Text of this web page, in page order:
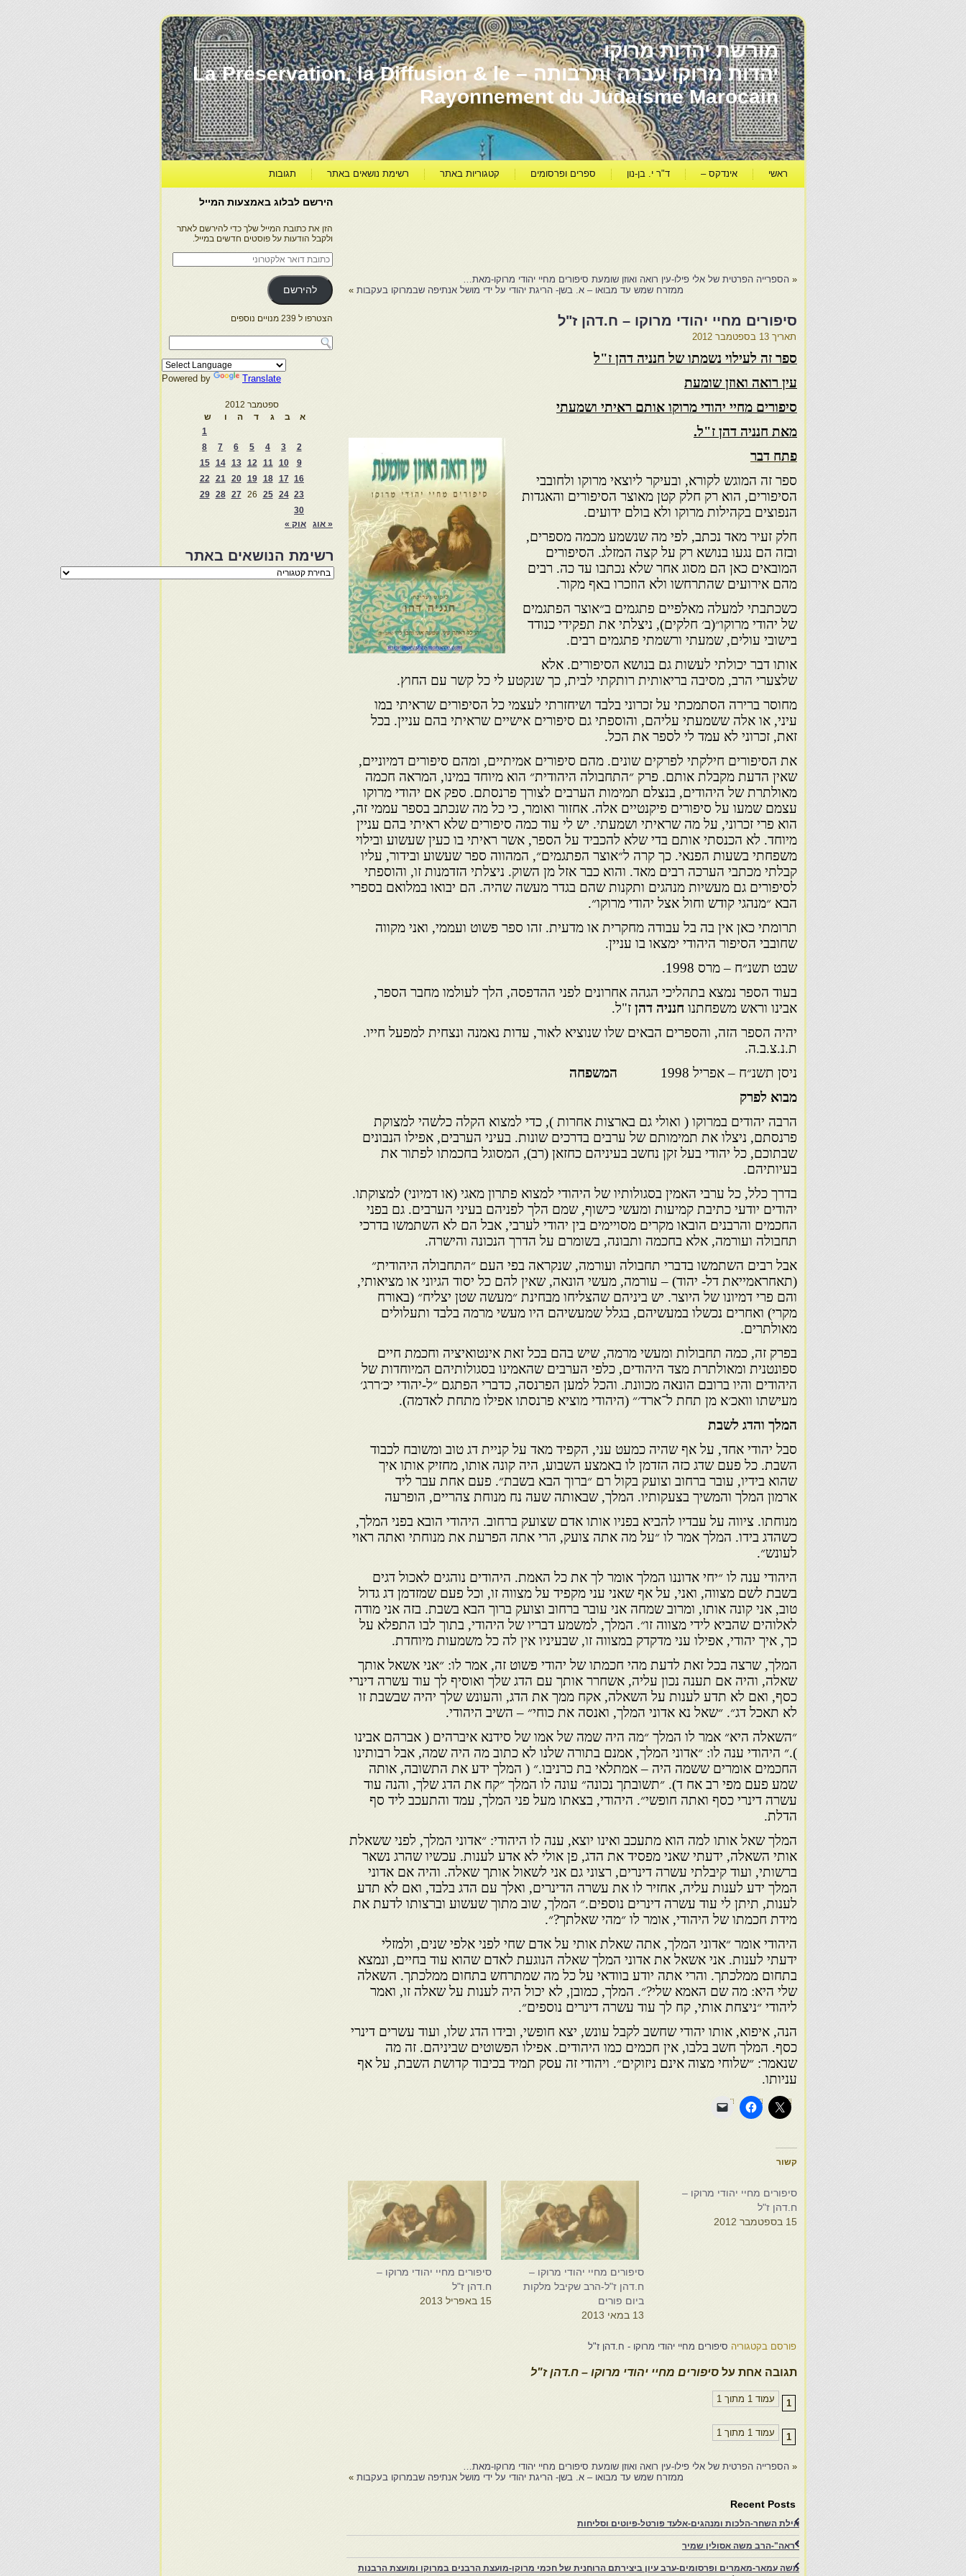
מורשת יהדות מרוקו
יהדות מרוקו עברה ותרבותה – La Préservation, la Diffusion & le
Rayonnement du Judaïsme Marocain
ראשי אינדקס – ד"ר י. בן-נון ספרים ופרסומים קטגוריות באתר רשימת נושאים באתר תגובות
« הספרייה הפרטית של אלי פילו-עין רואה ואוזן שומעת סיפורים מחיי יהודי מרוקו-מאת…
ממזרח שמש עד מבואו – א. בשן- הריגת יהודי על ידי מושל אנתיפה שבמרוקו בעקבות »
סיפורים מחיי יהודי מרוקו – ח.דהן ז"ל
תאריך 13 בספטמבר 2012
ספר זה לעילוי נשמתו של חנניה דהן ז"ל
עין רואה ואוזן שומעת
סיפורים מחיי יהודי מרוקו אותם ראיתי ושמעתי
מאת חנניה דהן ז"ל.
פתח דבר
ספר זה המוגש לקורא, ובעיקר ליוצאי מרוקו ולחובבי
הסיפורים, הוא רק חלק קטן מאוצר הסיפורים והאגדות
הנפוצים בקהילות מרוקו ולא בולם ידועים.
חלק זעיר מאד נכתב, לפי מה שנשמע מכמה מספרים,
ובזה הם נגעו בנושא רק על קצה המזלג. הסיפורים
המובאים כאן הם מסוג אחר שלא נכתבו עד כה. רבים
מהם אירועים שהתרחשו ולא הוזכרו באף מקור.
כשכתבתי למעלה מאלפיים פתגמים ב״אוצר הפתגמים
של יהודי מרוקו״(ב׳ חלקים), ניצלתי את תפקידי כנודד
בישובי עולים, שמעתי ורשמתי פתגמים רבים.
אותו דבר יכולתי לעשות גם בנושא הסיפורים. אלא
שלצערי הרב, מסיבה בריאותית רותקתי לבית, כך שנקטע לי כל קשר עם החוץ.
מחוסר ברירה הסתמכתי על זכרוני בלבד ושיחזרתי לעצמי כל הסיפורים שראיתי במו
עיני, או אלה ששמעתי עליהם, והוספתי גם סיפורים אישיים שראיתי בהם עניין. בכל
זאת, זכרוני לא עמד לי לספר את הכל.
את הסיפורים חילקתי לפרקים שונים. מהם סיפורים אמיתיים, ומהם סיפורים דמיוניים,
שאין הדעת מקבלת אותם. פרק ״התחבולה היהודית״ הוא מיוחד במינו, המראה חכמה
מאולתרת של היהודים, בנצלם תמימות הערבים לצורך פרנסתם. ספק אם יהודי מרוקו
עצמם שמעו על סיפורים פיקנטיים אלה. אחזור ואומר, כי כל מה שנכתב בספר עממי זה,
הוא פרי זכרוני, על מה שראיתי ושמעתי. יש לי עוד כמה סיפורים שלא ראיתי בהם עניין
מיוחד. לא הכנסתי אותם בדי שלא להכביד על הספר, אשר ראיתי בו כעין שעשוע ובילוי
משפחתי בשעות הפנאי. כך קרה ל״אוצר הפתגמים״, המהווה ספר שעשוע ובידור, עליו
קבלתי מכתבי הערכה רבים מאד. והוא כבר אזל מן השוק. ניצלתי הזדמנות זו, והוספתי
לסיפורים גם מעשיות מנהגים ותקנות שהם בגדר מעשה שהיה. הם יבואו במלואם בספרי
הבא ״מנהגי קודש וחול אצל יהודי מרוקו״.
תרומתי כאן אין בה בל עבודה מחקרית או מדעית. זהו ספר פשוט ועממי, ואני מקווה
שחובבי הסיפור היהודי ימצאו בו עניין.
שבט תשנ״ח – מרס 1998.
בעוד הספר נמצא בתהליכי הגהה אחרונים לפני ההדפסה, הלך לעולמו מחבר הספר,
אבינו וראש משפחתנו חנניה דהן ז"ל.
יהיה הספר הזה, והספרים הבאים שלו שנוציא לאור, עדות נאמנה ונצחית למפעל חייו.
ת.נ.צ.ב.ה.
ניסן תשנ״ח – אפריל 1998
המשפחה
מבוא לפרק
הרבה יהודים במרוקו ( ואולי גם בארצות אחרות ), כדי למצוא הקלה כלשהי למצוקת
פרנסתם, ניצלו את תמימותם של ערבים בדרכים שונות. בעיני הערבים, אפילו הנבונים
שבתוכם, כל יהודי בעל זקן נחשב בעיניהם כחזאן (רב), המסוגל בחכמתו לפתור את
בעיותיהם.
בדרך כלל, כל ערבי האמין בסגולותיו של היהודי למצוא פתרון מאגי (או דמיוני) למצוקתו.
יהודים יודעי כתיבת קמיעות ומעשי כישוף, שמם הלך לפניהם בעיני הערבים. גם בפני
החכמים והרבנים הובאו מקרים מסויימים בין יהודי לערבי, אבל הם לא השתמשו בדרכי
תחבולה ועורמה, אלא בחכמה ותבונה, בשומרם על הדרך הנכונה והישרה.
אבל רבים השתמשו בדברי תחבולה ועורמה, שנקראה בפי העם ״התחבולה היהודית״
(תאחראמייאת דל- יהוד) – עורמה, מעשי הונאה, שאין להם כל יסוד הגיוני או מציאותי,
והם פרי דמיונו של היוצר. יש ביניהם שהצליחו מבחינת ״מעשה שטן יצליח״ (באורח
מקרי) ואחרים נכשלו במעשיהם, בגלל שמעשיהם היו מעשי מרמה בלבד ותעלולים
מאולתרים.
בפרק זה, כמה תחבולות ומעשי מרמה, שיש בהם בכל זאת אינטואיציה וחכמת חיים
ספונטנית ומאולתרת מצד היהודים, כלפי הערבים שהאמינו בסגולותיהם המיוחדות של
היהודים והיו ברובם הונאה מכוונת. והכל למען הפרנסה, כדברי הפתגם ״ל-יהודי יכ׳ררג׳
מעישתו וואכ׳א מן תחת ל־ארד׳״ (היהודי מוציא פרנסתו אפילו מתחת לאדמה).
המלך והדג לשבת
סבל יהודי אחד, על אף שהיה כמעט עני, הקפיד מאד על קניית דג טוב ומשובח לכבוד
השבת. כל פעם שדג כזה הזדמן לו באמצע השבוע, היה קונה אותו, מחזיק אותו איך
שהוא בידיו, עובר ברחוב וצועק בקול רם ״ברוך הבא בשבת״. פעם אחת עבר ליד
ארמון המלך והמשיך בצעקותיו. המלך, שבאותה שעה נח מנוחת צהריים, הופרעה
מנוחתו. ציווה על עבדיו להביא בפניו אותו אדם שצועק ברחוב. היהודי הובא בפני המלך,
כשהדג בידו. המלך אמר לו ״על מה אתה צועק, הרי אתה הפרעת את מנוחתי ואתה ראוי
לעונש״.
היהודי ענה לו ״יחי אדוננו המלך אומר לך את כל האמת. היהודים נוהגים לאכול דגים
בשבת לשם מצווה, ואני, על אף שאני עני מקפיד על מצווה זו, וכל פעם שמזדמן דג גדול
טוב, אני קונה אותו, ומרוב שמחה אני עובר ברחוב וצועק ברוך הבא בשבת. בזה אני מודה
לאלוהים שהביא לידי מצווה זו״. המלך, למשמע דבריו של היהודי, בתוך לבו התפלא על
כך, איך יהודי, אפילו עני מדקדק במצווה זו, שבעיניו אין לה כל משמעות מיוחדת.
המלך, שרצה בכל זאת לדעת מהי חכמתו של יהודי פשוט זה, אמר לו: ״אני אשאל אותך
שאלה, והיה אם תענה נכון עליה, אשחרר אותך עם הדג שלך ואוסיף לך עוד עשרה דינרי
כסף, ואם לא תדע לענות על השאלה, אקח ממך את הדג, והעונש שלך יהיה שבשבת זו
לא תאכל דג״. ״שאל נא אדוני המלך, ואנסה את כוחי״ – השיב היהודי.
״השאלה היא״ אמר לו המלך ״מה היה שמה של אמו של סידנא איברהים ( אברהם אבינו
).״ היהודי ענה לו: ״אדוני המלך, אמנם בתורה שלנו לא כתוב מה היה שמה, אבל רבותינו
החכמים אומרים ששמה היה – אמתלאי בת כרניבו.״ ( המלך ידע את התשובה, אותה
שמע פעם מפי רב אח ד). ״תשובתך נכונה״ עונה לו המלך ״קח את הדג שלך, והנה עוד
עשרה דינרי כסף ואתה חופשי״. היהודי, בצאתו מעל פני המלך, עמד והתעכב ליד סף
הדלת.
המלך שאל אותו למה הוא מתעכב ואינו יוצא, ענה לו היהודי: ״אדוני המלך, לפני ששאלת
אותי השאלה, ידעתי שאני מפסיד את הדג, פן אולי לא אדע לענות. עכשיו שהרג נשאר
ברשותי, ועוד קיבלתי עשרה דינרים, רצוני גם אני לשאול אותך שאלה. והיה אם אדוני
המלך ידע לענות עליה, אחזיר לו את עשרה הדינרים, ואלך עם הדג בלבד, ואם לא תדע
לענות, תיתן לי עוד עשרה דינרים נוספים.״ המלך, שוב מתוך שעשוע וברצותו לדעת את
מידת חכמתו של היהודי, אומר לו ״מהי שאלתך?״.
היהודי אומר ״אדוני המלך, אתה שאלת אותי על אדם שחי לפני אלפי שנים, ולמזלי
ידעתי לענות. אני אשאל את אדוני המלך שאלה הנוגעת לאדם שהוא עוד בחיים, ונמצא
בתחום ממלכתך. והרי אתה יודע בוודאי על כל מה שמתרחש בתחום ממלכתך. השאלה
שלי היא: מה שם האמא שלי?״. המלך, כמובן, לא יכול היה לענות על שאלה זו, ואמר
ליהודי ״ניצחת אותי, קח לך עוד עשרה דינרים נוספים״.
הנה, איפוא, אותו יהודי שחשב לקבל עונש, יצא חופשי, ובידו הדג שלו, ועוד עשרים דינרי
כסף. המלך חשב בלבו, אין חכמים כמו היהודים. אפילו הפשוטים שביניהם. זה מה
שנאמר: ״שלוחי מצוה אינם ניזוקים״. ויהודי זה עסק תמיד בכיבוד קדושת השבת, על אף
עניותו.
קשור
סיפורים מחיי יהודי מרוקו –
ח.דהן ז"ל
15 בספטמבר 2012
סיפורים מחיי יהודי מרוקו –
ח.דהן ז"ל-הרב שקיבל מלקות
ביום פורים
13 במאי 2013
סיפורים מחיי יהודי מרוקו –
ח.דהן ז"ל
15 באפריל 2013
פורסם בקטגוריה סיפורים מחיי יהודי מרוקו - ח.דהן ז"ל
תגובה אחת על סיפורים מחיי יהודי מרוקו – ח.דהן ז"ל
עמוד 1 מתוך 1 1
עמוד 1 מתוך 1 1
« הספרייה הפרטית של אלי פילו-עין רואה ואוזן שומעת סיפורים מחיי יהודי מרוקו-מאת…
ממזרח שמש עד מבואו – א. בשן- הריגת יהודי על ידי מושל אנתיפה שבמרוקו בעקבות »
Recent Posts
אילת השחר-הלכות ומנהגים-אלעד פורטל-פיוטים וסליחות
"ראה"-הרב משה אסולין שמיר
משה עמאר-מאמרים ופרסומים-ערב עיון ביצירתם הרוחנית של חכמי מרוקו-מועצת הרבנים במרוקו ומועצת הרבנות
הירשם לבלוג באמצעות המייל
הזן את כתובת המייל שלך כדי להירשם לאתר
ולקבל הודעות על פוסטים חדשים במייל.
כתובת
דואר
אלקטרוני
להירשם
הצטרפו ל 239 מנויים נוספים
Powered by Translate
ספטמבר 2012
א
ב ג ד ה ו
ש
1
2
3
4
5
6
7
8
9
10
11
12
13
14
15
16
17
18
19
20
21
22
23
24
25
26
27
28
29
30
« אוג
אוק »
רשימת הנושאים באתר
רשימת
הנושאים